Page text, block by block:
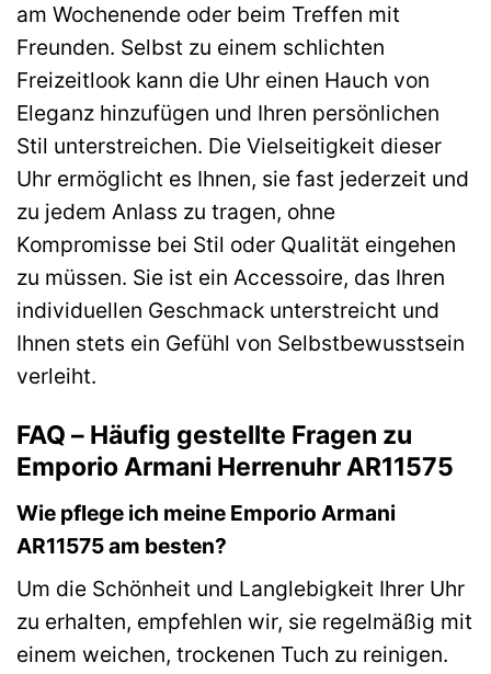
am Wochenende oder beim Treffen mit
Freunden. Selbst zu einem schlichten
Freizeitlook kann die Uhr einen Hauch von
Eleganz hinzufügen und Ihren persönlichen
Stil unterstreichen. Die Vielseitigkeit dieser
Uhr ermöglicht es Ihnen, sie fast jederzeit und
zu jedem Anlass zu tragen, ohne
Kompromisse bei Stil oder Qualität eingehen
zu müssen. Sie ist ein Accessoire, das Ihren
individuellen Geschmack unterstreicht und
Ihnen stets ein Gefühl von Selbstbewusstsein
verleiht.
FAQ – Häufig gestellte Fragen zu
Emporio Armani Herrenuhr AR11575
Wie pflege ich meine Emporio Armani
AR11575 am besten?
Um die Schönheit und Langlebigkeit Ihrer Uhr
zu erhalten, empfehlen wir, sie regelmäßig mit
einem weichen, trockenen Tuch zu reinigen.